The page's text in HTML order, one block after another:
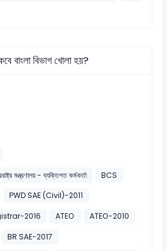
বাংলা বিভাগ খোলা হয়?
মন্ত্রণালয় - ব্যক্তিগত কর্মকর্তা
BCS
PWD SAE (Civil)-2011
2016
ATEO
ATEO-2010
BR SAE-2017